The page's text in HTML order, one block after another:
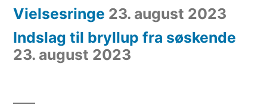
Vielsesringe 23. august 2023
Indslag til bryllup fra søskende
23. august 2023